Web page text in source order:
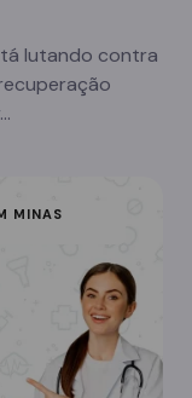
lutando contra
MINAS